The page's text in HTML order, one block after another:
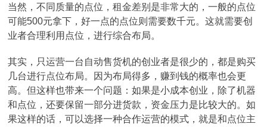
当然，不同质量的点位，租金差别是非常大的，一般的点位
可能500元拿下，好一点的点位则需要数千元。这就需要创
业者合理利用点位，进行综合布局。
其实，只运营一台自动售货机的创业者是很少的，都是购买
几台进行点位布局。因为布局得多，赚到钱的概率也会更
高。但这样也带来一个问题：如果是小成本创业，除了机器
和点位，还要保留一部分进货款，资金压力是比较大的。如
果这样的话，可以选择一种合作运营的模式，就是和点位主